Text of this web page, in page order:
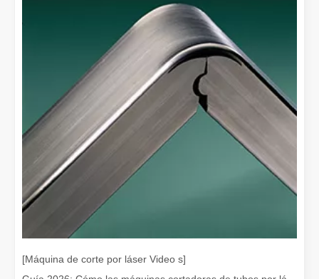
En la fabricación y la ingeniería modernas, la precisión y la
[Máquina de corte por láser Video s]